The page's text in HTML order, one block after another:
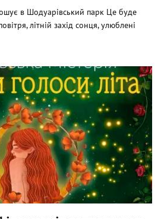
в Шодуарівський парк Це буде
літній захід сонця, улюблені